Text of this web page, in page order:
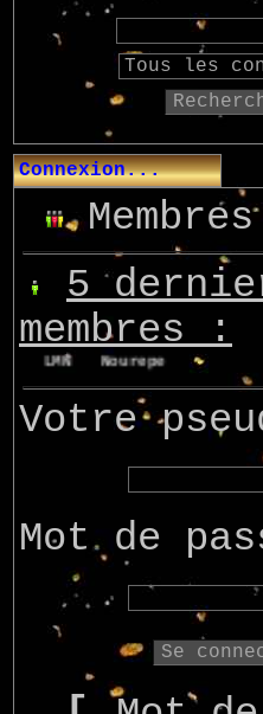
Connexion...
5
membres :
LMN Nourepe
Votre
Mot de